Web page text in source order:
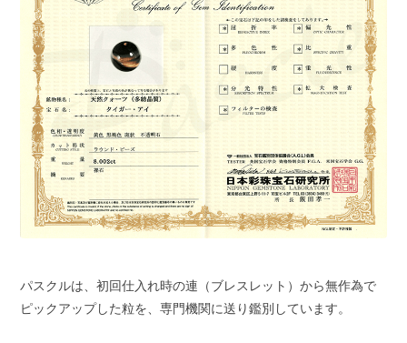
パスクルは、初回仕入れ時の連（ブレスレット）から無作為で
ピックアップした粒を、専門機関に送り鑑別しています。